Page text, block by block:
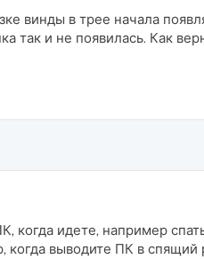
винды в трее начала
так и не появилась. Как
когда идете, например
когда выводите ПК в